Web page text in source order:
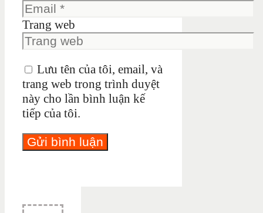
Trang web
Lưu tên của tôi, email, và
trang web trong trình duyệt
này cho lần bình luận kế
tiếp của tôi.